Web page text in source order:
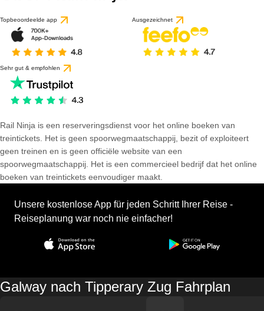
Topbeoordeelde app Ausgezeichnet
Sehr gut & empfohlen
Rail Ninja is een reserveringsdienst voor het online boeken van
treintickets. Het is geen spoorwegmaatschappij, bezit of exploiteert
geen treinen en is geen officiële website van een
spoorwegmaatschappij. Het is een commercieel bedrijf dat het online
boeken van treintickets eenvoudiger maakt.
Unsere kostenlose App für jeden Schritt Ihrer Reise -
Reiseplanung war noch nie einfacher!
Galway nach Tipperary Zug Fahrplan